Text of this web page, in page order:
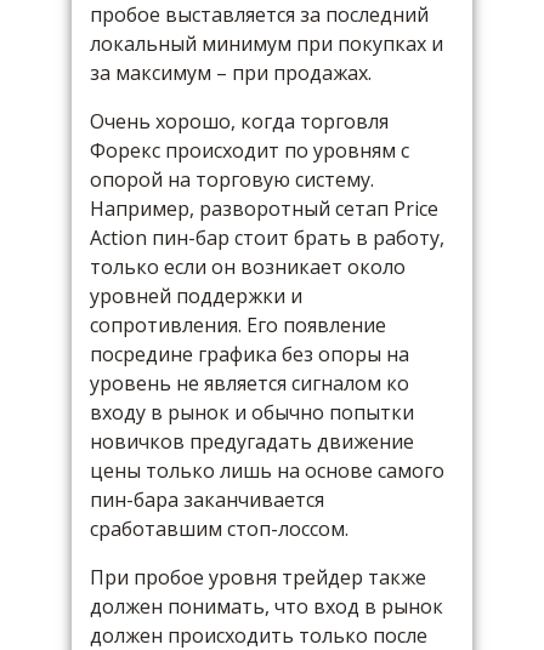
пробое выставляется за последний
локальный минимум при покупках и
за максимум – при продажах.
Очень хорошо, когда торговля
Форекс происходит по уровням с
опорой на торговую систему.
Например, разворотный сетап Price
Action пин-бар стоит брать в работу,
только если он возникает около
уровней поддержки и
сопротивления. Его появление
посредине графика без опоры на
уровень не является сигналом ко
входу в рынок и обычно попытки
новичков предугадать движение
цены только лишь на основе самого
пин-бара заканчивается
сработавшим стоп-лоссом.
При пробое уровня трейдер также
должен понимать, что вход в рынок
должен происходить только после